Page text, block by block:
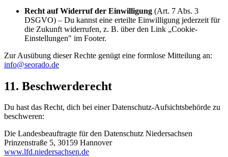
Recht auf Widerruf der Einwilligung (Art. 7 Abs. 3
DSGVO) – Du kannst eine erteilte Einwilligung jederzeit für
die Zukunft widerrufen, z. B. über den Link „Cookie-
Einstellungen" im Footer.
Zur Ausübung dieser Rechte genügt eine formlose Mitteilung an:
info@seorado.de
11. Beschwerderecht
Du hast das Recht, dich bei einer Datenschutz-Aufsichtsbehörde zu
beschweren:
Die Landesbeauftragte für den Datenschutz Niedersachsen
Prinzenstraße 5, 30159 Hannover
www.lfd.niedersachsen.de